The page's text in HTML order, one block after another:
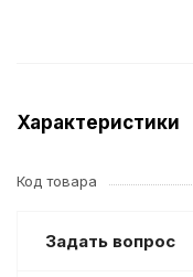
Характеристики
Код товара
Задать вопрос